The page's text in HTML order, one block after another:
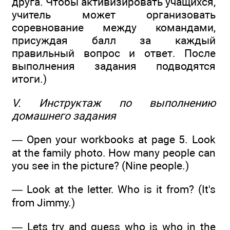
учитель может организовать
соревнование между командами,
присуждая балл за каждый
правильный вопрос и ответ. После
выполнения задания подводятся
итоги.)
V. Инструктаж по выполнению
домашнего задания
— Open your workbooks at page 5. Look
at the family photo. How many people can
you see in the picture? (Nine people.)
— Look at the letter. Who is it from? (It's
from Jimmy.)
— Lets try and guess who is who in the